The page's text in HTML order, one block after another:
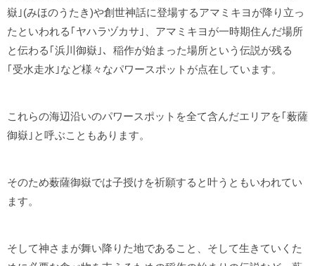
嶽｣(みほのうたき)や創世神話に登場するアマミキヨが降り立っ
たといわれる｢ヤハラヅカサ｣、アマミキヨが一時期住んだ場所
と伝わる｢浜川御嶽｣、稲作が始まった場所という伝説が残る
｢受水走水｣など様々なパワースポットが点在しています。
これらの海辺沿いのパワースポットを全て含んだエリアを｢薮薩
御嶽｣と呼ぶこともあります。
そのため薮薩御嶽では子授けを祈願すると叶うともいわれてい
ます。
そして神さまが舞い降りた地であること、そして生きていくた